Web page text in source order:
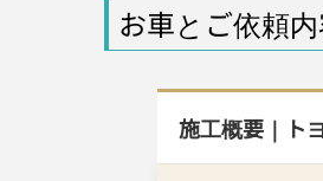
お車とご依頼
施工概要｜ト